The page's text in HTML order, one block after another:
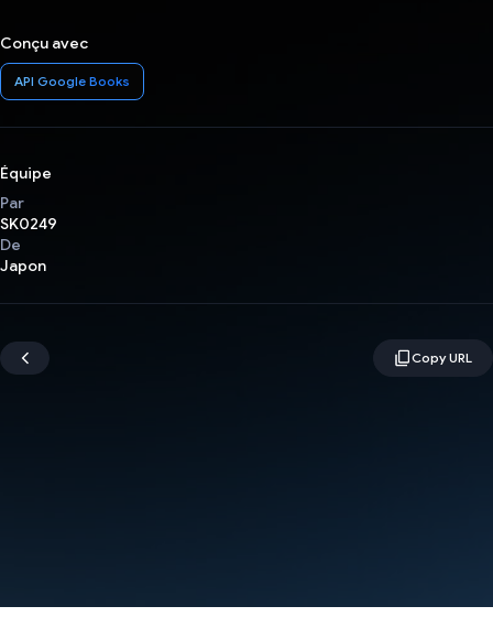
Conçu avec
API Google Books
Équipe
Par
SK0249
De
Japon